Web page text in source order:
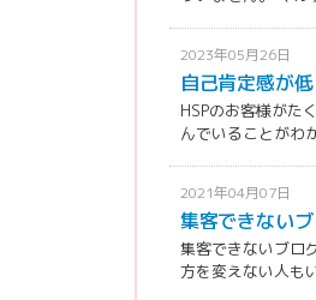
2023年05月26日
自己肯定感が
HSPのお客様がた
んでいることがわ
2021年04月07日
集客できない
集客できないブロ
方を変えない人も